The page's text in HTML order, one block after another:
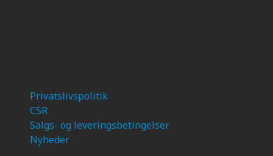
Privatslivspolitik
CSR
Salgs- og leveringsbetingelser
Nyheder